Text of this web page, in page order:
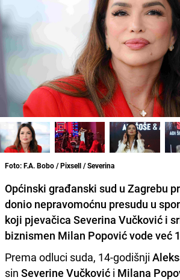
Foto: F.A. Bobo / Pixsell / Severina
Općinski građanski sud u Zagrebu
donio nepravomoćnu presudu u
koji pjevačica Severina Vučković i
biznismen Milan Popović vode već
Prema odluci suda, 14-godišnji
sin Severine Vučković i Milana